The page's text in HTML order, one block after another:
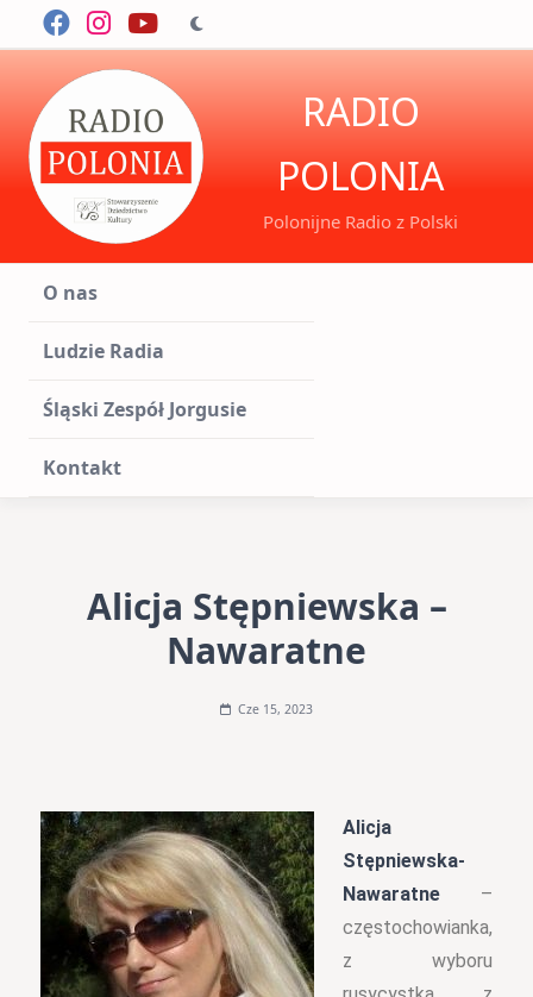
RADIO
POLONIA
Polonijne Radio z Polski
O nas
Ludzie Radia
Śląski Zespół Jorgusie
Kontakt
Alicja Stępniewska –
Nawaratne
Cze 15, 2023
Alicja
Stępniewska-
Nawaratne –
częstochowianka,
z wyboru